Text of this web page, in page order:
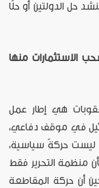
حل الدولتين أو حلًا
الاستثمارات منها
هي إطار عمل
في موقف دفاعي،
ليست حركةً سياسية،
منظمة التحرير فقط
أن حركة المقاطعة